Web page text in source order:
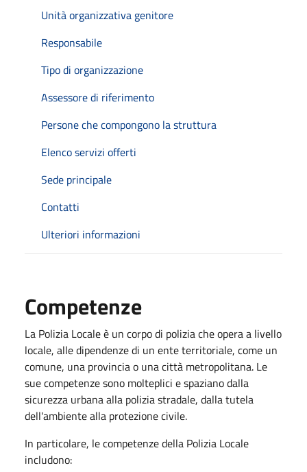
Unità organizzativa genitore
Responsabile
Tipo di organizzazione
Assessore di riferimento
Persone che compongono la struttura
Elenco servizi offerti
Sede principale
Contatti
Ulteriori informazioni
Competenze
La Polizia Locale è un corpo di polizia che opera a livello
locale, alle dipendenze di un ente territoriale, come un
comune, una provincia o una città metropolitana. Le
sue competenze sono molteplici e spaziano dalla
sicurezza urbana alla polizia stradale, dalla tutela
dell'ambiente alla protezione civile.
In particolare, le competenze della Polizia Locale
includono: